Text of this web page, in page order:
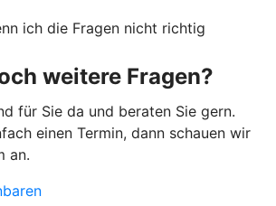
ich die Fragen nicht richtig
weitere Fragen?
für Sie da und beraten Sie gern.
einen Termin, dann schauen wir
an.